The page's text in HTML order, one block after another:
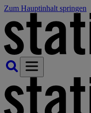
Zum Hauptinhalt springen